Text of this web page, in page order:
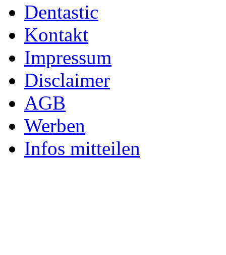
Dentastic
Kontakt
Impressum
Disclaimer
AGB
Werben
Infos mitteilen